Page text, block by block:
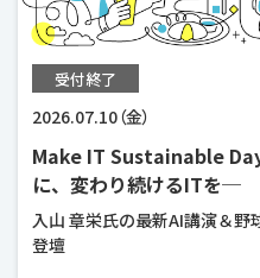
受付終了
2026.07.10（金）
Make IT Sustainable
に、変わり続けるITを─
入山 章栄氏の最新AI講演＆野
登壇